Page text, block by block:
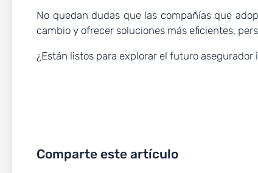
No quedan dudas que las compañías que
cambio y ofrecer soluciones más eficientes,
¿Están listos para explorar el futuro
Comparte este artículo